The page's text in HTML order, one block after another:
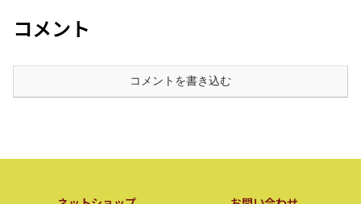
コメント
コメントを書き込む